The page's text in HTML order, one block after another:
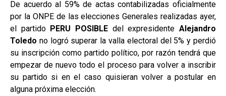
De acuerdo al 59% de actas contabilizadas oficialmente
por la ONPE de las elecciones Generales realizadas ayer,
el partido PERU POSIBLE del expresidenteAlejandro
Toledo no logró superar la valla electoral del 5% y perdió
su inscripción como partido político, por razón tendrá que
empezar de nuevo todo el proceso para volver a inscribir
su partido si en el caso quisieran volver a postular en
alguna próxima elección.